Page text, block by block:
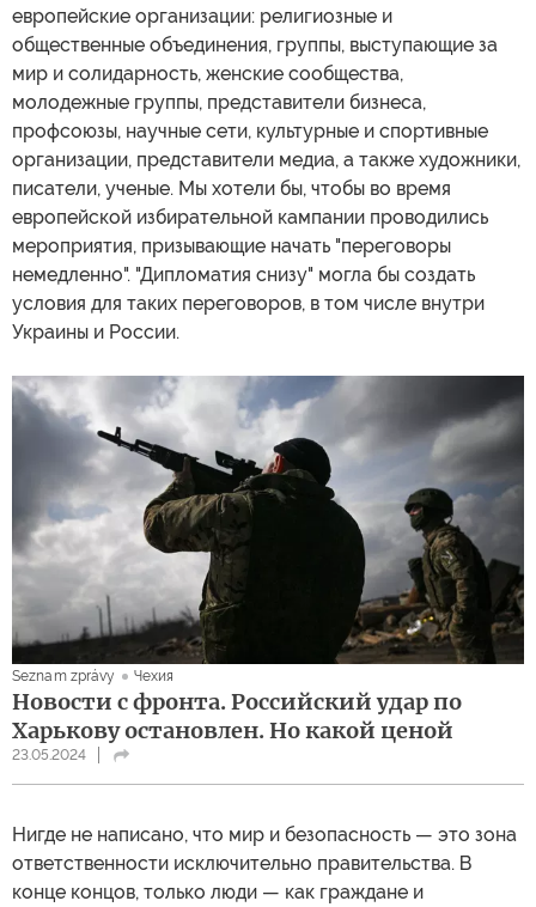
европейские организации: религиозные и
общественные объединения, группы, выступающие за
мир и солидарность, женские сообщества,
молодежные группы, представители бизнеса,
профсоюзы, научные сети, культурные и спортивные
организации, представители медиа, а также художники,
писатели, ученые. Мы хотели бы, чтобы во время
европейской избирательной кампании проводились
мероприятия, призывающие начать "переговоры
немедленно". "Дипломатия снизу" могла бы создать
условия для таких переговоров, в том числе внутри
Украины и России.
Seznam zprávy Чехия
Новости с фронта. Российский удар по
Харькову остановлен. Но какой ценой
23.05.2024
Нигде не написано, что мир и безопасность — это зона
ответственности исключительно правительства. В
конце концов, только люди — как граждане и